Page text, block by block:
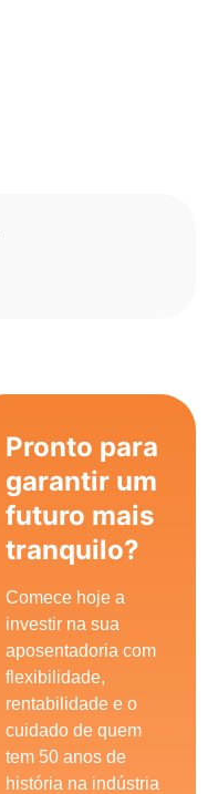
Pronto para
garantir um
futuro mais
tranquilo?
Comece hoje a
investir na sua
aposentadoria com
flexibilidade,
rentabilidade e o
cuidado de quem
tem 50 anos de
história na indústria